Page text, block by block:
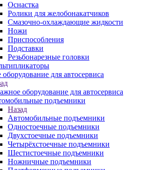
Оснастка
Ролики для желобонакатчиков
Смазочно-охлаждающие жидкости
Ножи
Приспособления
Подставки
Резьбонарезные головки
для автосервиса
оборудование для автосервиса
подъемники
Назад
Автомобильные подъемники
Одностоечные подъемники
Двухстоечные подъемники
Четырёхстоечные подъемники
Шестистоечные подъемники
Ножничные подъемники